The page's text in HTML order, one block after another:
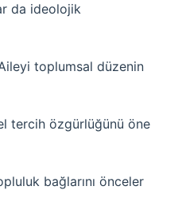
da ideolojik
toplumsal düzenin
tercih özgürlüğünü öne
bağlarını önceler